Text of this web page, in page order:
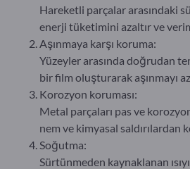
Hareketli parçalar arasındaki
enerji tüketimini azaltır ve
Aşınmaya karşı koruma:
Yüzeyler arasında doğrudan
bir film oluşturarak aşınmayı
Korozyon koruması:
Metal parçaları pas ve
nem ve kimyasal saldırılardan
Soğutma:
Sürtünmeden kaynaklanan